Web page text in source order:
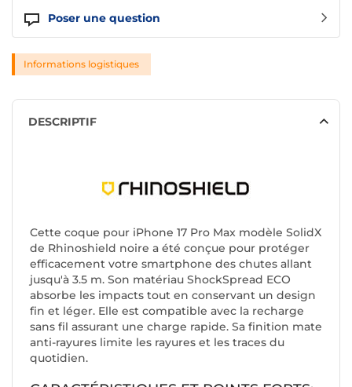
Poser une question
Informations logistiques
DESCRIPTIF
Cette coque pour iPhone 17 Pro Max modèle SolidX
de Rhinoshield noire a été conçue pour protéger
efficacement votre smartphone des chutes allant
jusqu'à 3.5 m. Son matériau ShockSpread ECO
absorbe les impacts tout en conservant un design
fin et léger. Elle est compatible avec la recharge
sans fil assurant une charge rapide. Sa finition mate
anti-rayures limite les rayures et les traces du
quotidien.